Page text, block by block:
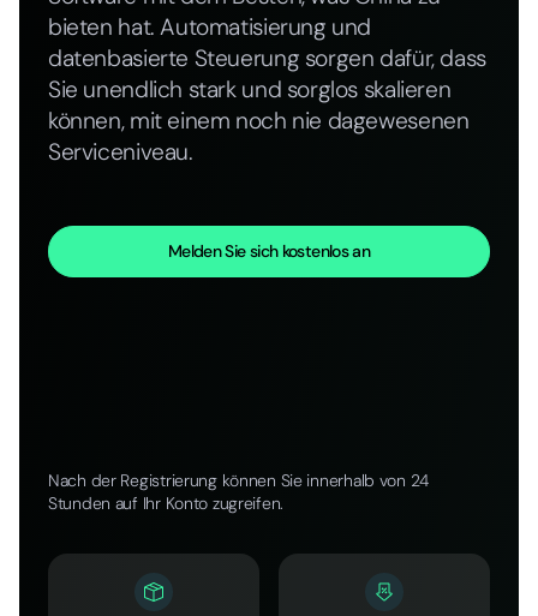
bieten hat. Automatisierung und
datenbasierte Steuerung sorgen dafür, dass
Sie unendlich stark und sorglos skalieren
können, mit einem noch nie dagewesenen
Serviceniveau.
Melden Sie sich kostenlos an
Nach der Registrierung können Sie innerhalb von 24
Stunden auf Ihr Konto zugreifen.